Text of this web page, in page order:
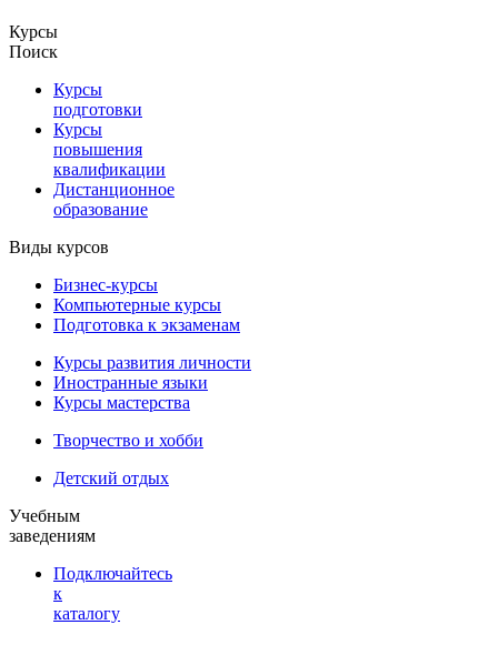
Курсы
Поиск
Курсы
подготовки
Курсы
повышения
квалификации
Дистанционное
образование
Виды курсов
Бизнес-курсы
Компьютерные курсы
Подготовка к экзаменам
Курсы развития личности
Иностранные языки
Курсы мастерства
Творчество и хобби
Детский отдых
Учебным
заведениям
Подключайтесь
к
каталогу